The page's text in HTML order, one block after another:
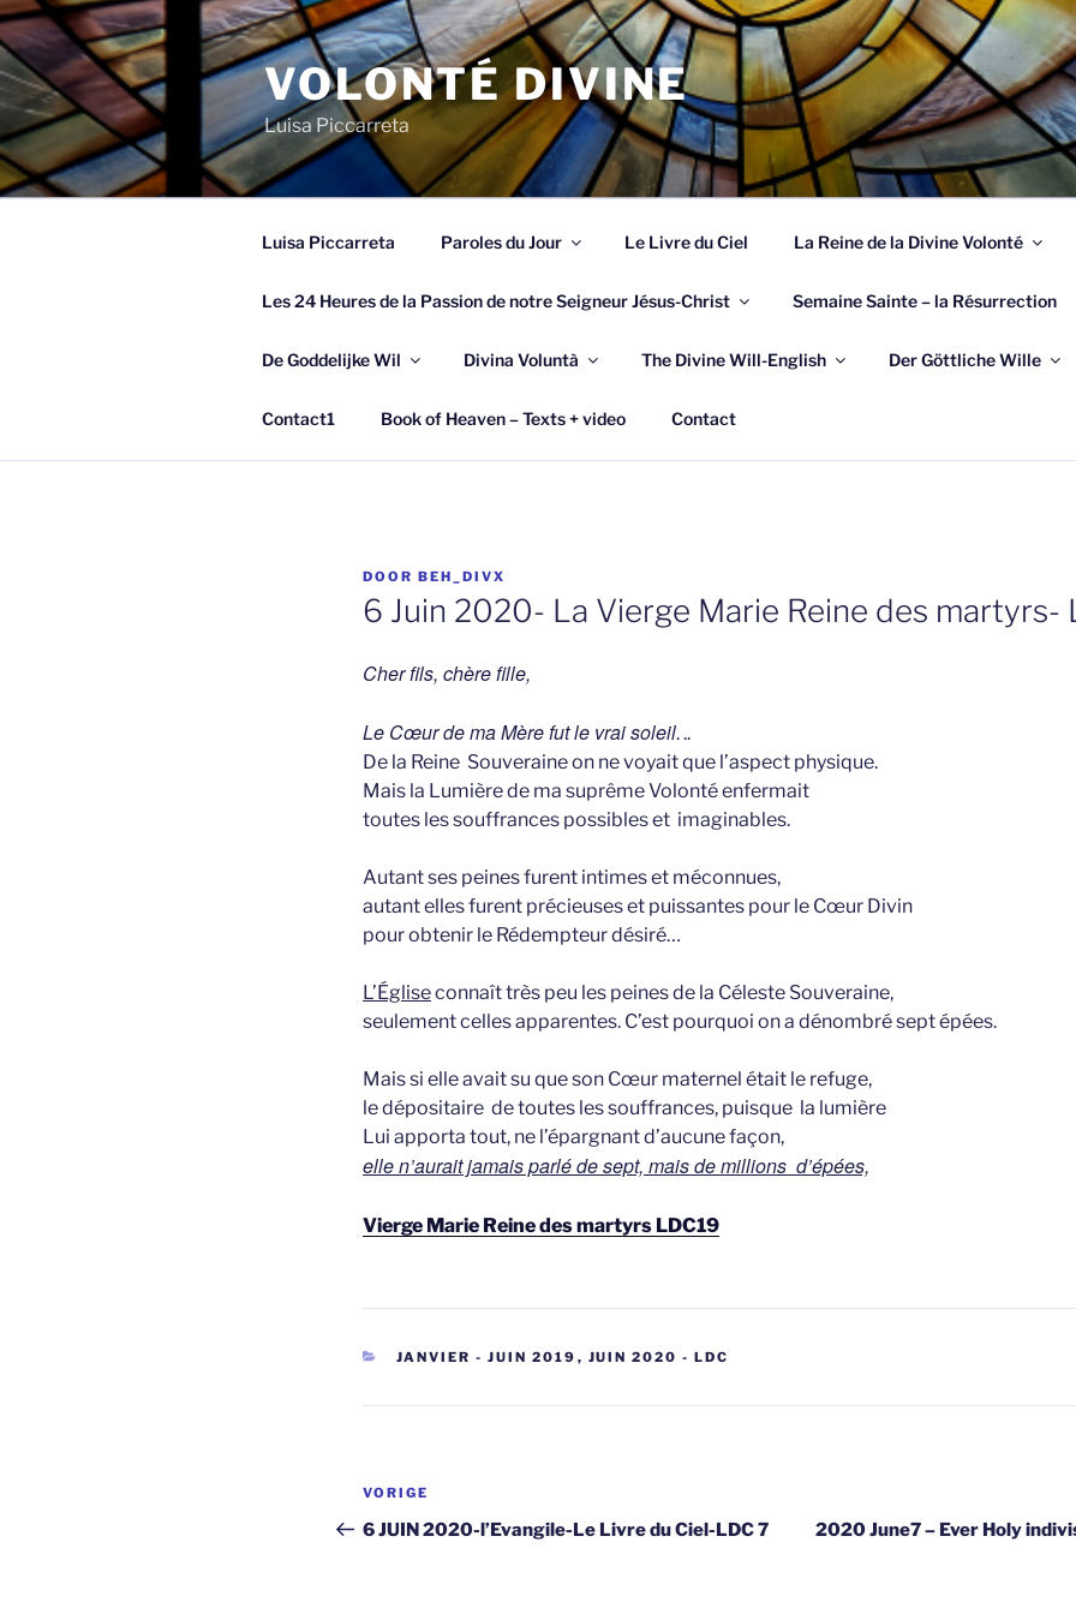
Spring
naar
de
inhoud
VOLONTÉ DIVINE
Luisa Piccarreta
Luisa Piccarreta Paroles du Jour Le Livre du Ciel La Reine de la Divine Volonté
Les 24 Heures de la Passion de notre Seigneur Jésus-Christ Semaine Sainte – la Résurrection
De Goddelijke Wil Divina Voluntà The Divine Will-English Der Göttliche Wille
Contact1 Book of Heaven – Texts + video Contact
GEPLAATST
OP
DOOR BEH_DIVX
6 Juin 2020- La Vierge Marie Reine des martyrs-
Cher fils, chère fille,
Le Cœur de ma Mère fut le vrai soleil. ..
De la Reine Souveraine on ne voyait que l’aspect physique.
Mais la Lumière de ma suprême Volonté enfermait
toutes les souffrances possibles et imaginables.
Autant ses peines furent intimes et méconnues,
autant elles furent précieuses et puissantes pour le Cœur Divin
pour obtenir le Rédempteur désiré…
L’Égliseconnaît très peu les peines de la Céleste Souveraine,
seulement celles apparentes. C’est pourquoi on a dénombré sept épées.
Mais si elle avait su que son Cœur maternel était le refuge,
le dépositaire de toutes les souffrances, puisque la lumière
Lui apporta tout, ne l’épargnant d’aucune façon,
elle n’aurait jamais parlé de sept, mais de millions d’épées,
Vierge Marie Reine des martyrs LDC19
CATEGORIEËN
JANVIER - JUIN 2019 , JUIN 2020 - LDC
Berichtnavigatie
Vorig
bericht
VORIGE
6 JUIN 2020-l’Evangile-Le Livre du Ciel-LDC 7 2020 June7 – Ever Holy